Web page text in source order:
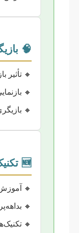
🧠
🔸 تأثیر
🔸
🔸
🆕 تکنیک‌ها و متدهای نوین بازیگری
🔸
🔸
🔸